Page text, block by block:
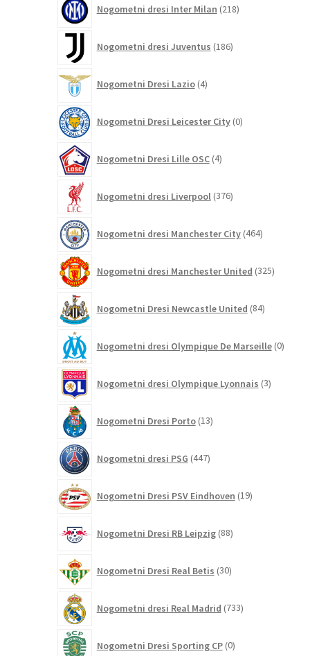
Nogometni dresi Inter Milan 218izdelkov
Nogometni dresi Juventus 186izdelkov
Nogometni Dresi Lazio 4izdelki
Nogometni Dresi Leicester City 0izdelkov
Nogometni Dresi Lille OSC 4izdelki
Nogometni dresi Liverpool 376izdelkov
Nogometni dresi Manchester City 464izdelkov
Nogometni dresi Manchester United 325izdelkov
Nogometni Dresi Newcastle United 84izdelkov
Nogometni dresi Olympique De Marseille 0
Nogometni dresi Olympique Lyonnais 3izdelki
Nogometni Dresi Porto 13izdelkov
Nogometni dresi PSG 447izdelkov
Nogometni Dresi PSV Eindhoven 19izdelkov
Nogometni Dresi RB Leipzig 88izdelkov
Nogometni Dresi Real Betis 30izdelkov
Nogometni dresi Real Madrid 733izdelkov
Nogometni Dresi Sporting CP 0izdelkov